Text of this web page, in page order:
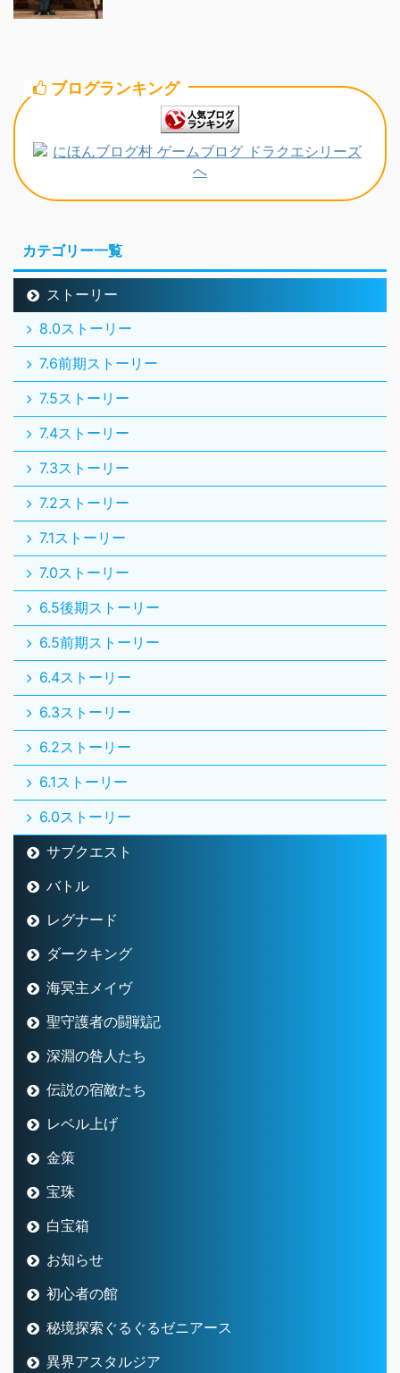
ブログランキング
カテゴリー一覧
ストーリー
8.0ストーリー
7.6前期ストーリー
7.5ストーリー
7.4ストーリー
7.3ストーリー
7.2ストーリー
7.1ストーリー
7.0ストーリー
6.5後期ストーリー
6.5前期ストーリー
6.4ストーリー
6.3ストーリー
6.2ストーリー
6.1ストーリー
6.0ストーリー
サブクエスト
バトル
レグナード
ダークキング
海冥主メイヴ
聖守護者の闘戦記
深淵の咎人たち
伝説の宿敵たち
レベル上げ
金策
宝珠
白宝箱
お知らせ
初心者の館
秘境探索ぐるぐるゼニアース
異界アスタルジア